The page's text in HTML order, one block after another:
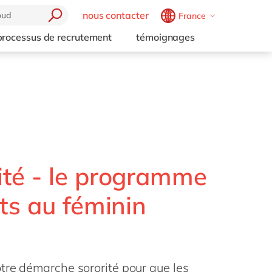
nous contacter
France
Belgium
en
Brazil
pt
Luxembourg
en
Malaysia
de recrutement témoignages
- le programme
au féminin
démarche sororité pour que les